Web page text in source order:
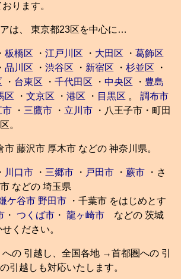
ります。
は、 東京都23区を中心に…
板橋区 ・ 江戸川区 ・ 大田区 ・ 葛飾区
品川区 ・ 渋谷区 ・ 新宿区 ・ 杉並区 ・
・ 台東区 ・ 千代田区 ・ 中央区 ・ 豊島
区 ・ 文京区 ・ 港区 ・ 目黒区 。 調布市
市 ・ 三鷹市 ・ 立川市 ・八王子市・町田
。
市 藤沢市 厚木市 などの 神奈川県。
川口市 ・ 三郷市 ・ 戸田市 ・ 蕨市 ・さ
などの 埼玉県
ケ谷市 野田市 ・千葉市 をはじめとす
・ つくば市 ・ 龍ヶ崎市 などの 茨城
ください。
の 引越し、全国各地 →首都圏への 引
引越しも対応いたします。